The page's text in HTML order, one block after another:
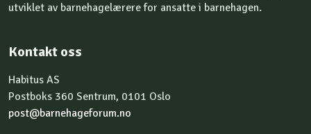
utviklet av barnehagelærere for ansatte i barnehagen.
Kontakt oss
Habitus AS
Postboks 360 Sentrum, 0101 Oslo
post@barnehageforum.no